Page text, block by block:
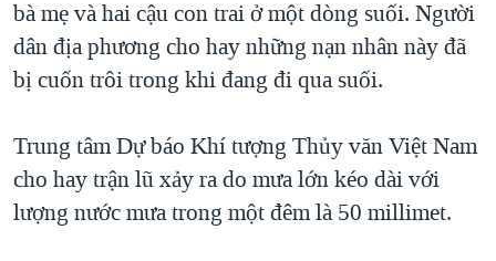
bà mẹ và hai cậu con trai ở một dòng suối. Người
dân địa phương cho hay những nạn nhân này đã
bị cuốn trôi trong khi đang đi qua suối.
Trung tâm Dự báo Khí tượng Thủy văn Việt Nam
cho hay trận lũ xảy ra do mưa lớn kéo dài với
lượng nước mưa trong một đêm là 50 millimet.